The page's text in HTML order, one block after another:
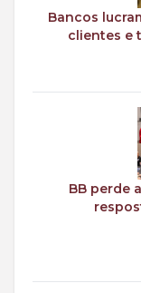
Bancos
clientes e
BB perde